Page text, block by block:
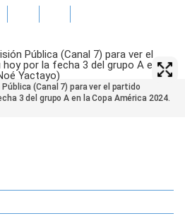
(Canal 7) para ver el partido
3 del grupo A en la Copa América 2024.